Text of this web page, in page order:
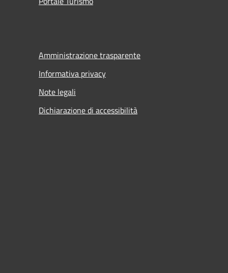
Amministrazione trasparente
Informativa privacy
Note legali
Dichiarazione di accessibilità